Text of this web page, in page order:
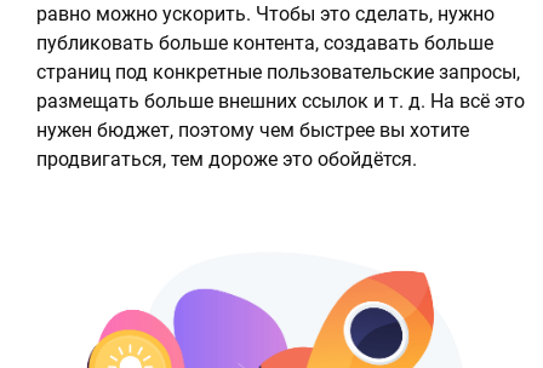
равно можно ускорить. Чтобы это сделать, нужно
публиковать больше контента, создавать больше
страниц под конкретные пользовательские запросы,
размещать больше внешних ссылок и т. д. На всё это
нужен бюджет, поэтому чем быстрее вы хотите
продвигаться, тем дороже это обойдётся.